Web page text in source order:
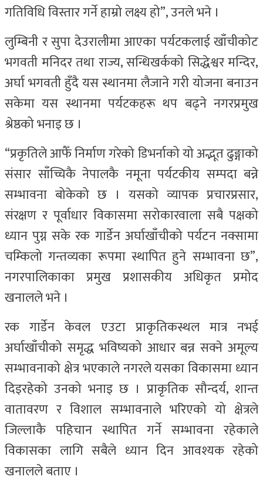
गतिविधि विस्तार गर्ने हाम्रो लक्ष्य हो”, उनले भने ।
लुम्बिनी र सुपा देउरालीमा आएका पर्यटकलाई खाँचीकोट
भगवती मनिदर तथा राज्य, सन्धिखर्कको सिद्धेश्वर मन्दिर,
अर्घा भगवती हुँदै यस स्थानमा लैजाने गरी योजना बनाउन
सकेमा यस स्थानमा पर्यटकहरू थप बढ्ने नगरप्रमुख
श्रेष्ठको भनाइ छ ।
“प्रकृतिले आफैँ निर्माण गरेको डिभर्नाको यो अद्भूत ढुङ्गाको
संसार साँच्चिकै नेपालकै नमूना पर्यटकीय सम्पदा बन्ने
सम्भावना बोकेको छ । यसको व्यापक प्रचारप्रसार,
संरक्षण र पूर्वाधार विकासमा सरोकारवाला सबै पक्षको
ध्यान पुग्न सके रक गार्डेन अर्घाखाँचीको पर्यटन नक्सामा
चम्किलो गन्तव्यका रूपमा स्थापित हुने सम्भावना छ”,
नगरपालिकाका प्रमुख प्रशासकीय अधिकृत प्रमोद
खनालले भने ।
रक गार्डेन केवल एउटा प्राकृतिकस्थल मात्र नभई
अर्घाखाँचीको समृद्ध भविष्यको आधार बन्न सक्ने अमूल्य
सम्भावनाको क्षेत्र भएकाले नगरले यसका विकासमा ध्यान
दिइरहेको उनको भनाइ छ । प्राकृतिक सौन्दर्य, शान्त
वातावरण र विशाल सम्भावनाले भरिएको यो क्षेत्रले
जिल्लाकै पहिचान स्थापित गर्ने सम्भावना रहेकाले
विकासका लागि सबैले ध्यान दिन आवश्यक रहेको
खनालले बताए ।